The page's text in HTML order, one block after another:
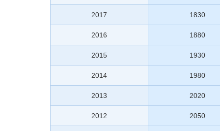
2017 1830
2016 1880
2015 1930
2014 1980
2013 2020
2012 2050